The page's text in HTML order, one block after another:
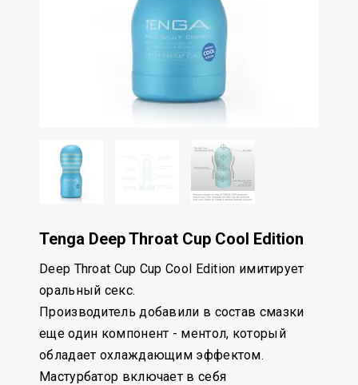
Tenga Deep Throat Cup Cool Edition
Deep Throat Cup Cup Cool Edition имитирует
оральный секс.
Производитель добавили в состав смазки
еще один компонент - ментол, который
обладает охлаждающим эффектом.
Мастурбатор включает в себя